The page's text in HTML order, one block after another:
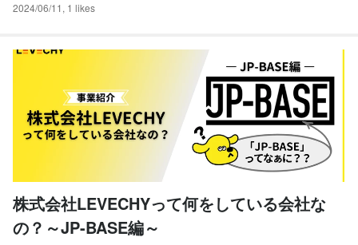
2024/06/11 , 1 likes
株式会社LEVECHYって何をしている会社な
の？～JP-BASE編～